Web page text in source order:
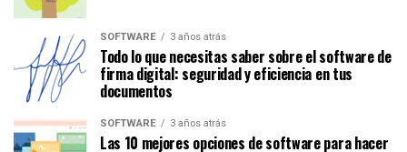
SOFTWARE 3 años atrás
Todo lo que necesitas saber sobre el software de
firma digital: seguridad y eficiencia en tus
documentos
SOFTWARE 3 años atrás
Las 10 mejores opciones de software para hacer